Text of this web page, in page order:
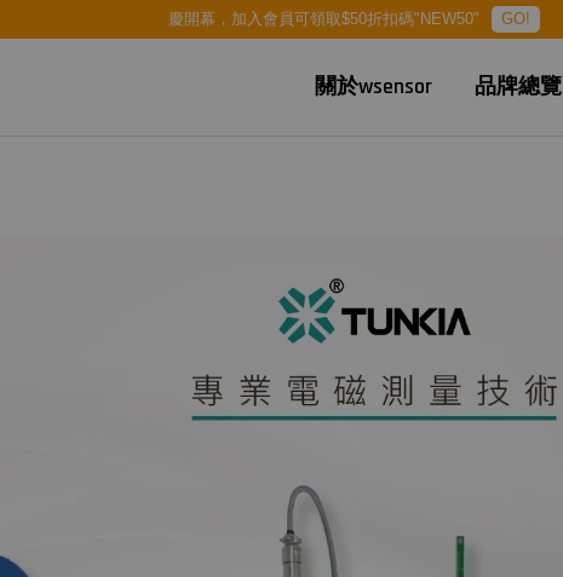
慶開幕，加入會員可領取$50折扣碼"NEW50" GO!
關於wsensor 品牌總覽